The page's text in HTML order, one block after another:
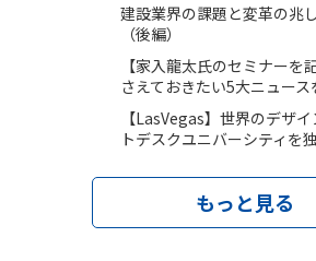
建設業界の課題と変革の兆
（後編）
【家入龍太氏のセミナー
さえておきたい5大ニュース
【LasVegas】世界のデザ
トデスクユニバーシティを
もっと見る